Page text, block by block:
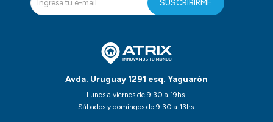
Avda. Uruguay 1291 esq. Yaguarón
Lunes a viernes de 9:30 a 19hs.
Sábados y domingos de 9:30 a 13hs.
SUSCRIBIRME